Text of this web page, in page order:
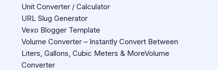
Unit Converter / Calculator
URL Slug Generator
Vexo Blogger Template
Volume Converter – Instantly Convert Between
Liters, Gallons, Cubic Meters & MoreVolume
Converter